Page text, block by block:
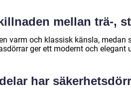
mellan trä-,
varm och klassisk känsla, medan
ger ett modernt och
har